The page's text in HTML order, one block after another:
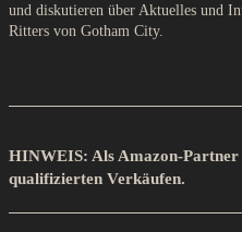
und diskutieren über Aktuelles und
Ritters von Gotham City.
HINWEIS: Als Amazon-
qualifizierten Verkäufen.